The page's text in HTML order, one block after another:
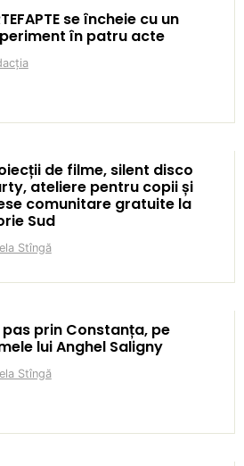
se încheie cu un
în patru acte
de filme, silent disco
ateliere pentru copii și
comunitare gratuite la
Sud
Stîngă
pas prin Constanța, pe
lui Anghel Saligny
Stîngă